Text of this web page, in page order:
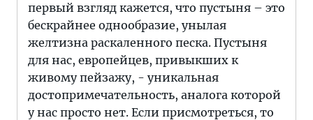
первый взгляд кажется, что пустыня – это
бескрайнее однообразие, унылая
желтизна раскаленного песка. Пустыня
для нас, европейцев, привыкших к
живому пейзажу, - уникальная
достопримечательность, аналога которой
у нас просто нет. Если присмотреться, то